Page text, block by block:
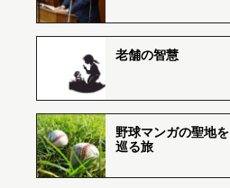
老舗の智慧
野球マンガの聖地を
巡る旅